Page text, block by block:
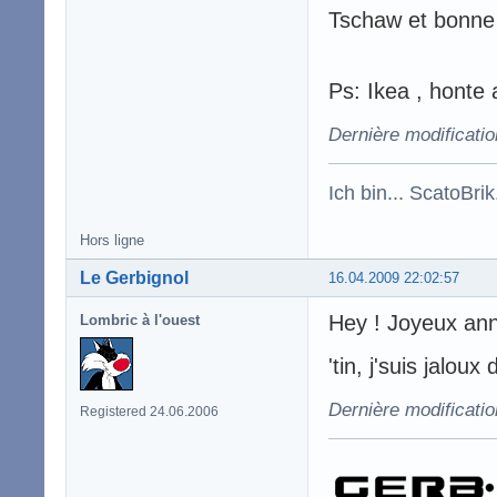
Tschaw et
Ps: Ikea , honte
Dernière
Ich bin...
Hors ligne
16.04.2009 22:02:57
Le Gerbignol
Lombric à l'ouest
Registered 24.06.2006
Hey ! Joyeux
'tin, j'suis jaloux
Dernière